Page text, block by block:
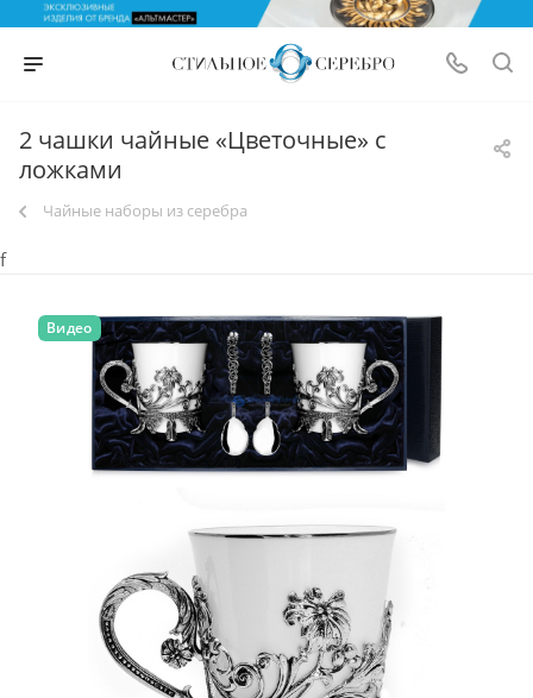
2 чашки чайные «Цветочные» с
ложками
Чайные наборы из серебра
f
Видео